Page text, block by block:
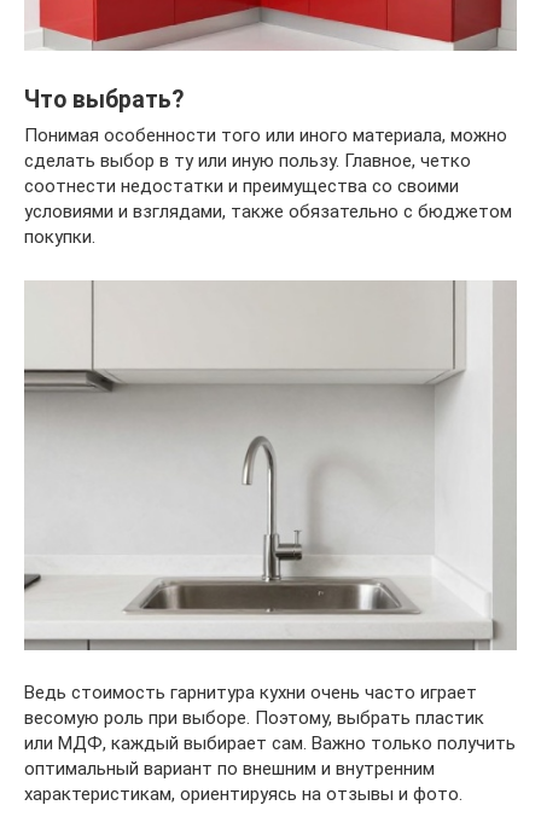
Что выбрать?
Понимая особенности того или иного материала, можно
сделать выбор в ту или иную пользу. Главное, четко
соотнести недостатки и преимущества со своими
условиями и взглядами, также обязательно с бюджетом
покупки.
Ведь стоимость гарнитура кухни очень часто играет
весомую роль при выборе. Поэтому, выбрать пластик
или МДФ, каждый выбирает сам. Важно только получить
оптимальный вариант по внешним и внутренним
характеристикам, ориентируясь на отзывы и фото.